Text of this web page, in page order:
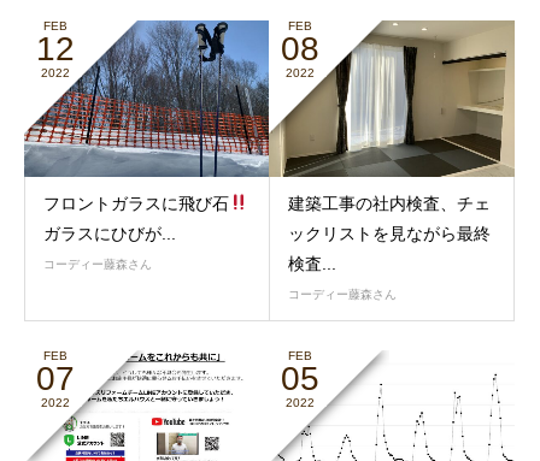
FEB
12
2022
フロントガラスに飛び石
ガラスにひびが...
コーディー藤森さん
FEB
08
2022
建築工事の社内検査、チェ
ックリストを見ながら最終
検査...
コーディー藤森さん
FEB
07
2022
FEB
05
2022